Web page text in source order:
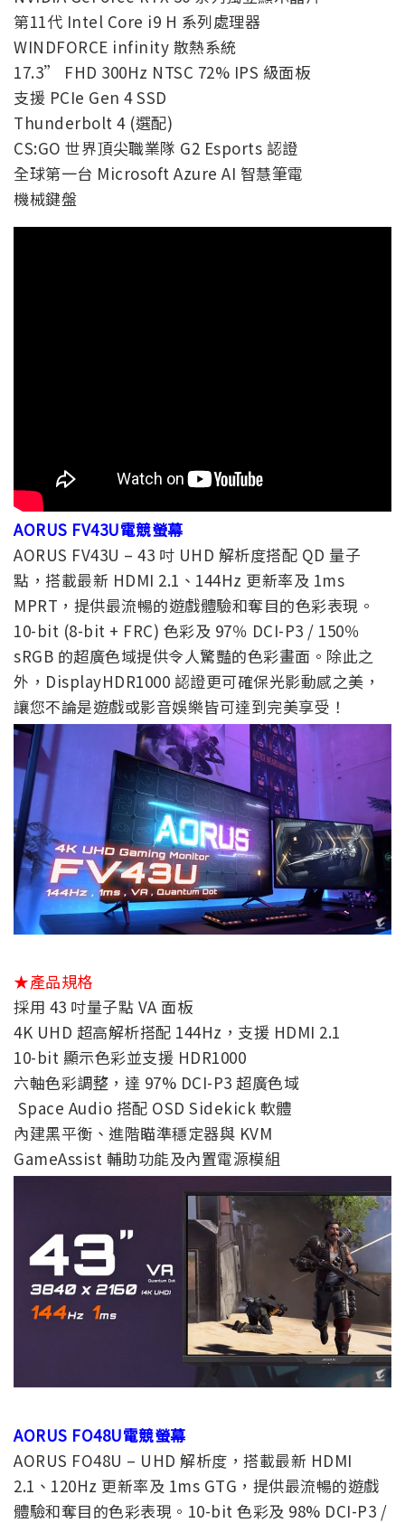
第11代 Intel Core i9 H 系列處理器
WINDFORCE infinity 散熱系統
17.3” FHD 300Hz NTSC 72% IPS 級面板
支援 PCIe Gen 4 SSD
Thunderbolt 4 (選配)
CS:GO 世界頂尖職業隊 G2 Esports 認證
全球第一台 Microsoft Azure AI 智慧筆電
機械鍵盤
AORUS FV43U電競螢幕
AORUS FV43U – 43 吋 UHD 解析度搭配 QD 量子
點，搭載最新 HDMI 2.1、144Hz 更新率及 1ms
MPRT，提供最流暢的遊戲體驗和奪目的色彩表現。
10-bit (8-bit + FRC) 色彩及 97％ DCI-P3 / 150％
sRGB 的超廣色域提供令人驚豔的色彩畫面。除此之
外，DisplayHDR1000 認證更可確保光影動感之美，
讓您不論是遊戲或影音娛樂皆可達到完美享受！
★產品規格
採用 43 吋量子點 VA 面板
4K UHD 超高解析搭配 144Hz，支援 HDMI 2.1
10-bit 顯示色彩並支援 HDR1000
六軸色彩調整，達 97% DCI-P3 超廣色域
Space Audio 搭配 OSD Sidekick 軟體
內建黑平衡、進階瞄準穩定器與 KVM
GameAssist 輔助功能及內置電源模組
AORUS FO48U電競螢幕
AORUS FO48U – UHD 解析度，搭載最新 HDMI
2.1、120Hz 更新率及 1ms GTG，提供最流暢的遊戲
體驗和奪目的色彩表現。10-bit 色彩及 98% DCI-P3 /